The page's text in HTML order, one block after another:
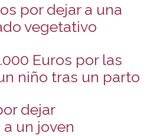
por dejar a una
vegetativo
Euros por las
niño tras un parto
dejar
un joven